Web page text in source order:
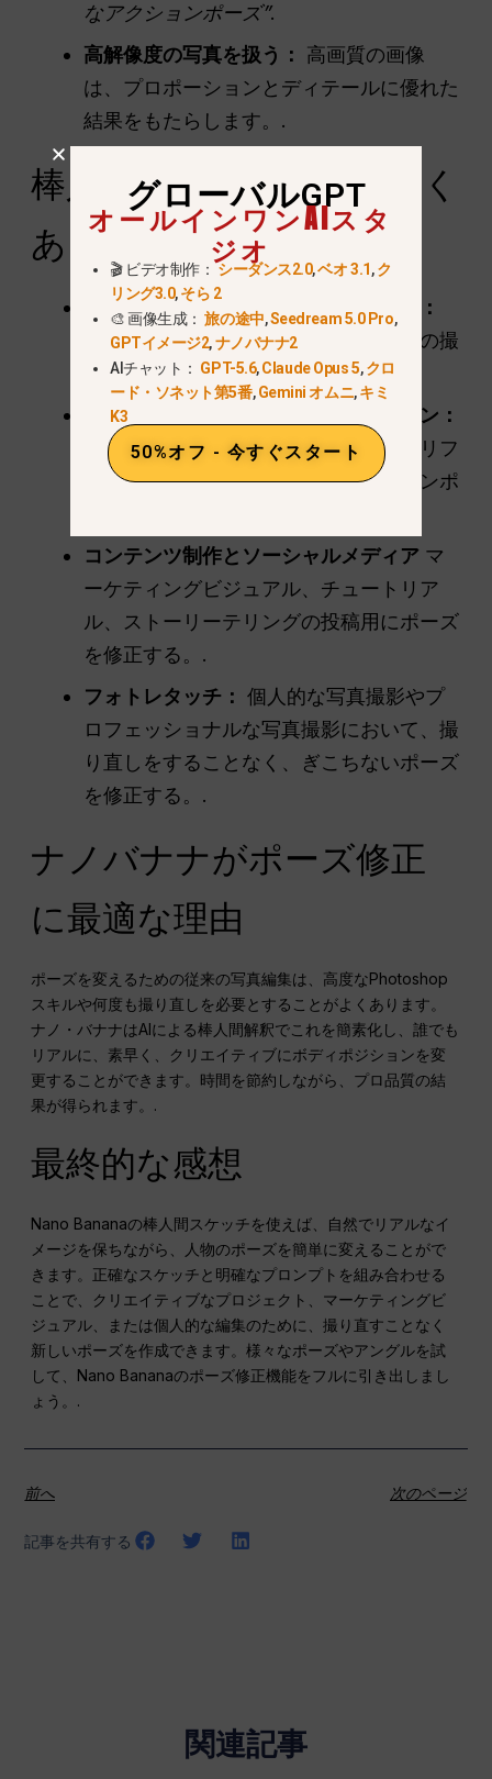
なアクションポーズ”.
高解像度の写真を扱う：
高画質の画像
は、プロポーションとディテールに優れた
結果をもたらします。.
棒人間のポーズ変更のよく
ある使用例
ファッションとエディトリアルの写真：
雑誌の見開きページやポートフォリオの撮
影用にモデルのポーズを調整する。.
キャラクターデザインとアニメーション：
コンセプトアートやアニメーションのリフ
ァレンスとして、さまざまなアクションポ
コンテンツ制作とソーシャルメディア マ
ーケティングビジュアル、チュートリア
ル、ストーリーテリングの投稿用にポーズ
を修正する。.
フォトレタッチ： 個人的な写真撮影やプ
ロフェッショナルな写真撮影において、撮
り直しをすることなく、ぎこちないポーズ
を修正する。.
ナノバナナがポーズ修正
に最適な理由
ポーズを変えるための従来の写真編集は、高度なPhotoshop
スキルや何度も撮り直しを必要とすることがよくあります。
ナノ・バナナはAIによる棒人間解釈でこれを簡素化し、誰でも
リアルに、素早く、クリエイティブにボディポジションを変
更することができます。時間を節約しながら、プロ品質の結
果が得られます。.
最終的な感想
Nano Bananaの棒人間スケッチを使えば、自然でリアルなイ
メージを保ちながら、人物のポーズを簡単に変えることがで
きます。正確なスケッチと明確なプロンプトを組み合わせる
ことで、クリエイティブなプロジェクト、マーケティングビ
ジュアル、または個人的な編集のために、撮り直すことなく
新しいポーズを作成できます。様々なポーズやアングルを試
して、Nano Bananaのポーズ修正機能をフルに引き出しまし
ょう。.
前へ 次のページ
記事を共有する
関連記事
グローバルGPT
オールインワンAIスタ
ジオ
🎬 ビデオ制作：シーダンス2.0,ベオ 3.1,ク
リング3.0,そら 2
🎨 画像生成：旅の途中,Seedream 5.0 Pro,
GPTイメージ2,ナノバナナ2
AIチャット： GPT-5.6,Claude Opus 5,クロ
ード・ソネット第5番,Gemini オムニ,キミ
K3
50%オフ - 今すぐスタート